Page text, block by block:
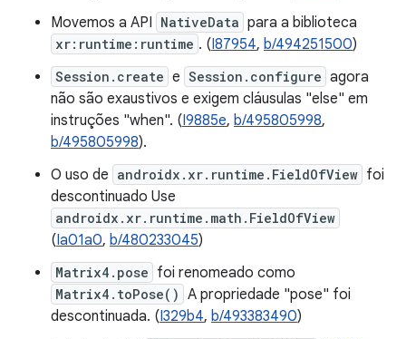
Movemos a API NativeData para a biblioteca
xr:runtime:runtime . (I87954, b/494251500)
Session.create e Session.configure agora
não são exaustivos e exigem cláusulas "else" em
instruções "when". (I9885e, b/495805998,
b/495805998).
O uso de androidx.xr.runtime.FieldOfView foi
descontinuado Use
androidx.xr.runtime.math.FieldOfView
(Ia01a0, b/480233045)
Matrix4.pose foi renomeado como
Matrix4.toPose() A propriedade "pose" foi
descontinuada. (I329b4, b/493383490)